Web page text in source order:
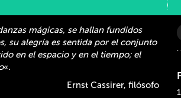
mágicas, se hallan fundidos
su alegría es sentida por el conjunto
en el espacio y en el tiempo; el
«.
Ernst Cassirer, filósofo